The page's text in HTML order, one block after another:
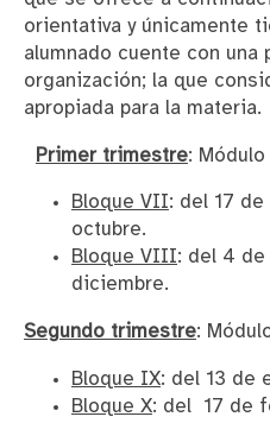
orientativa y únicamente
alumnado cuente con una
organización; la que
apropiada para la materia.
Primer trimestre:
Bloque VII: del 17
octubre.
Bloque VIII: del 4 de
diciembre.
Segundo trimestre:
Bloque IX: del 13 de
Bloque X: del 17 de